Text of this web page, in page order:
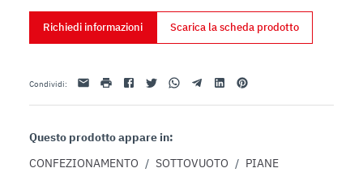
Opzionali:
- Tubo per aspirazione esterna
- Vasche GN per aspirazione esterna
Richiedi informazioni Scarica la scheda prodotto
Condividi: Email stampaFacebookTwitterWhatsappTelegramLinkedinPinterest
Questo prodotto appare in:
CONFEZIONAMENTO / SOTTOVUOTO / PIANE